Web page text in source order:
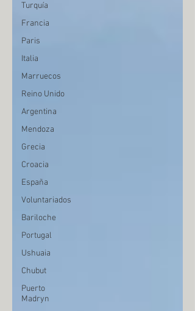
Turquía
Francia
Paris
Italia
Marruecos
Reino Unido
Argentina
Mendoza
Grecia
Croacia
España
Voluntariados
Bariloche
Portugal
Ushuaia
Chubut
Puerto
Madryn